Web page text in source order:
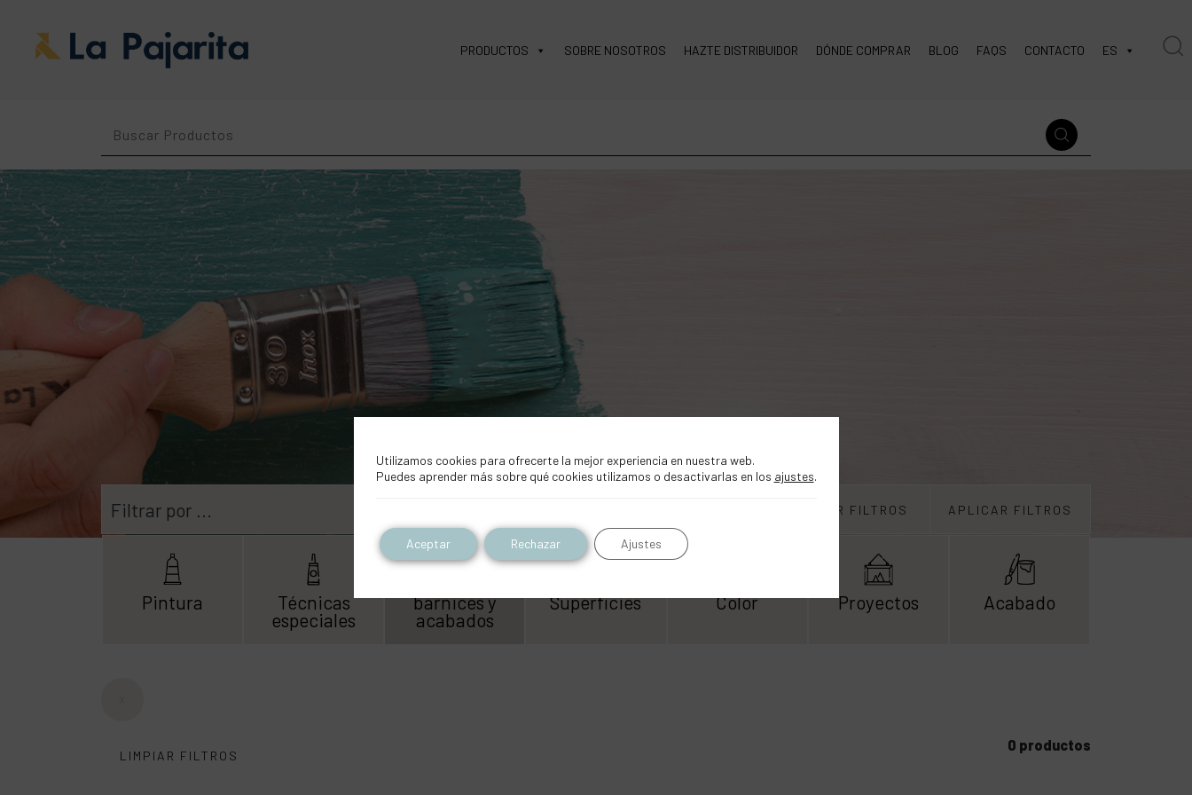
PRODUCTOS SOBRE NOSOTROS HAZTE DISTRIBUIDOR DÓNDE COMPRAR BLOG FAQS CONTACTO ES
Filtrar por ... BORRAR FILTROS APLICAR FILTROS
Pintura
Técnicas
especiales
barnices y
acabados
Superficies Color Proyectos Acabado
LIMPIAR FILTROS
0 productos
Utilizamos cookies para ofrecerte la mejor experiencia en nuestra web.
Puedes aprender más sobre qué cookies utilizamos o desactivarlas en los ajustes.
Aceptar Rechazar Ajustes